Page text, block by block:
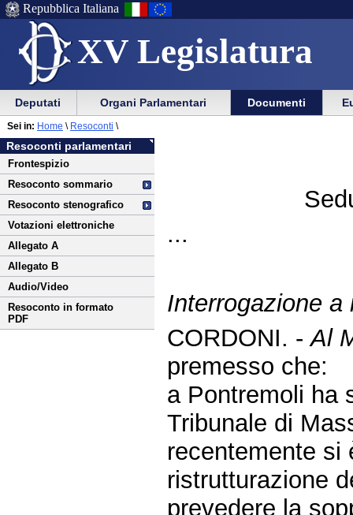
XV Legislatura
Menu
di
ausilio
alla
navigazione
Vai
Menu
di
navigazione
principale
Repubblica Italiana
Menu
di
navigazione
principale
Vai
menu
di
sezione
Deputati Organi Parlamentari Documenti
Vai
al
contenuto
Resoconti parlamentari
Frontespizio
Resoconto sommario
Resoconto stenografico
Votazioni elettroniche
Allegato A
Allegato B
Audio/Video
Resoconto in formato
PDF
Sei in: Home \ Resoconti \
...
Interrogazione
CORDONI. -Al
premesso che:
a Pontremoli ha
Tribunale di
recentemente si
ristrutturazione
prevedere la